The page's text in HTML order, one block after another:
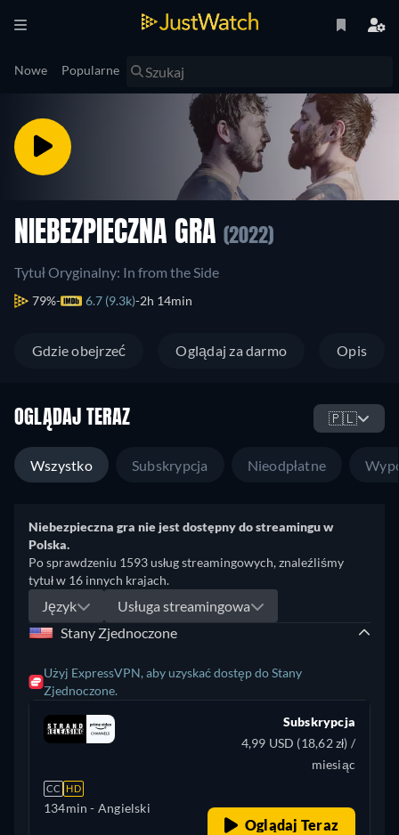
Nowe Popularne
NIEBEZPIECZNA GRA (2022)
Tytuł Oryginalny: In from the Side
79% 6.7 (9.3k) 2h 14min
Gdzie obejrzeć Oglądaj za darmo Opis
OGLĄDAJ TERAZ 🇵🇱
Wszystko Subskrypcja Nieodpłatne
Niebezpieczna gra nie jest dostępny do streamingu w
Polska.
Po sprawdzeniu 1593 usług streamingowych, znaleźliśmy
tytuł w 16 innych krajach.
Język
Usługa streamingowa
Stany Zjednoczone
Użyj ExpressVPN, aby uzyskać dostęp do Stany
Zjednoczone.
CC HD
134min - Angielski
Subskrypcja
4,99 USD (18,62 zł) /
miesiąc
Oglądaj Teraz